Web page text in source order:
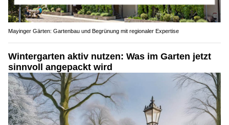
Mayinger Gärten: Gartenbau und Begrünung mit regionaler Expertise
Wintergarten aktiv nutzen: Was im Garten jetzt
sinnvoll angepackt wird